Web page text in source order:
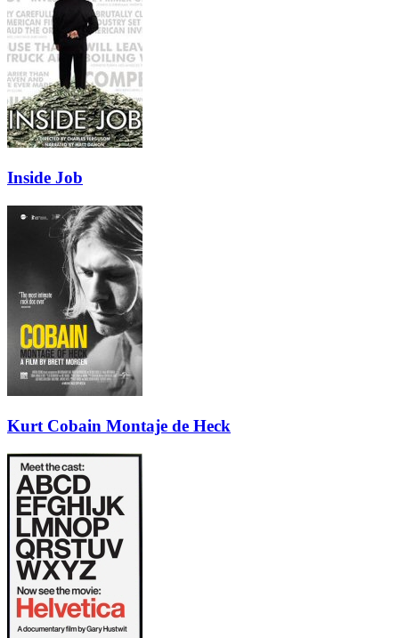
Inside Job
Kurt Cobain Montaje de Heck